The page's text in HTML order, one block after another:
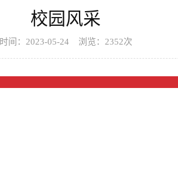
校园风采
时间：2023-05-24 浏览：2352次